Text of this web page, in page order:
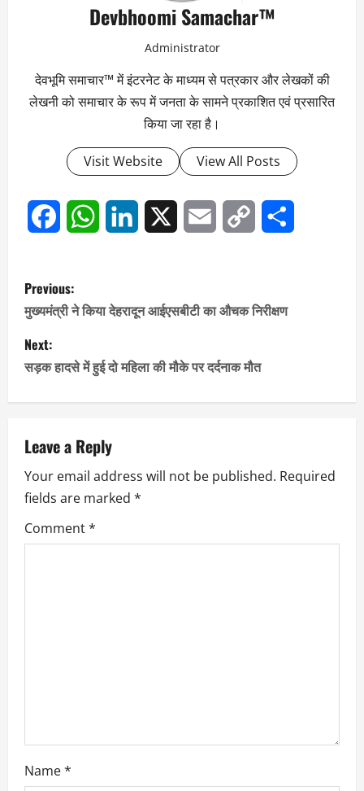
Devbhoomi Samachar™
Administrator
देवभूमि समाचार™ में इंटरनेट के माध्यम से पत्रकार और लेखकों की
लेखनी को समाचार के रूप में जनता के सामने प्रकाशित एवं प्रसारित
किया जा रहा है।
Visit Website View All Posts
FacebookWhatsAppLinkedIn Email
Copy
P
o
s
t
a
v
i
g
Previous:
मुख्यमंत्री ने किया देहरादून आईएसबीटी का औचक निरीक्षण
Next:
सड़क हादसे में हुई दो महिला की मौके पर दर्दनाक मौत
Leave a Reply
Your email address will not be published. Required
fields are marked *
Comment*
Name*